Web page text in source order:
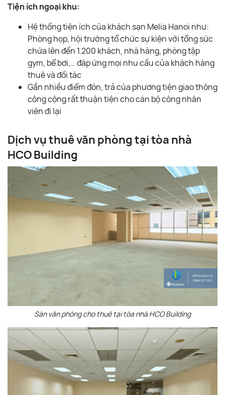
Tiện ích ngoại khu:
Hệ thống tiện ích của khách sạn Melia Hanoi như:
Phòng họp, hội trường tổ chức sự kiện với tổng sức
chứa lên đến 1.200 khách, nhà hàng, phòng tập
gym, bể bơi,… đáp ứng mọi nhu cầu của khách hàng
thuê và đối tác
Gần nhiều điểm đón, trả của phương tiện giao thông
công cộng rất thuận tiện cho cán bộ công nhân
viên đi lại
Dịch vụ thuê văn phòng tại tòa nhà
HCO Building
Sàn văn phòng cho thuê tại tòa nhà HCO Building